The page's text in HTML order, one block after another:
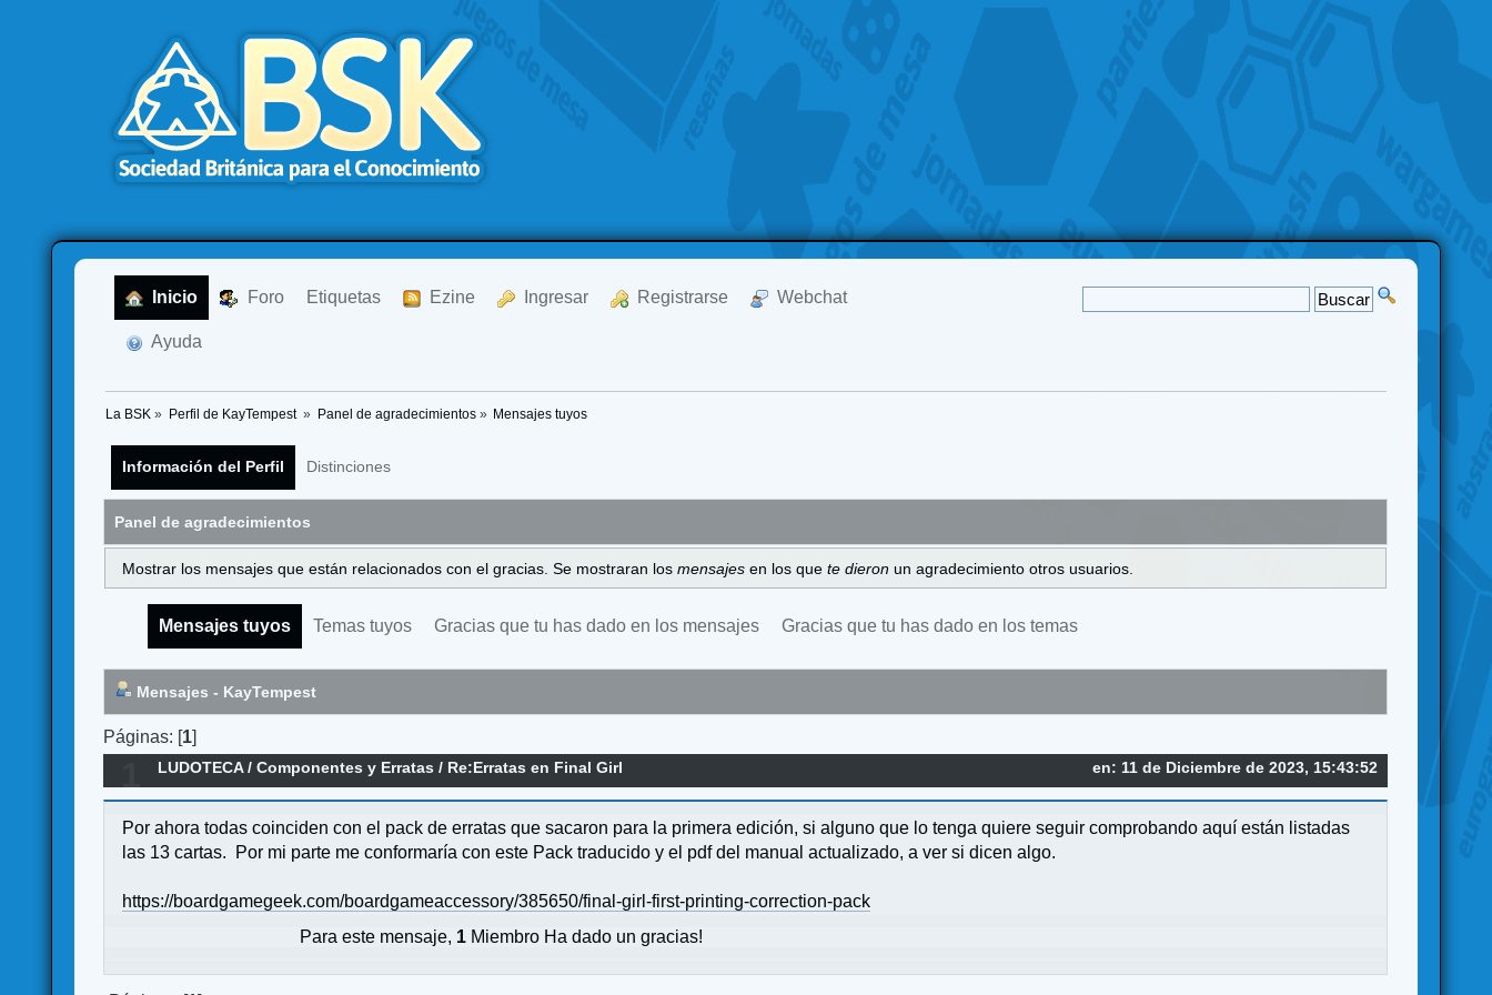
Inicio Foro Etiquetas Ezine Ingresar Registrarse Webchat
Ayuda
La BSK » Perfil de KayTempest » Panel de agradecimientos» Mensajes tuyos
Información del Perfil Distinciones
Panel de agradecimientos
Mostrar los mensajes que están relacionados con el gracias. Se mostraran los mensajes en los que te dieron un agradecimiento otros usuarios.
Mensajes tuyos Temas tuyos Gracias que tu has dado en los mensajes Gracias que tu has dado en los temas
Mensajes - KayTempest
Páginas: [1]
en: 11 de Diciembre de 2023, 15:43:52
LUDOTECA/Componentes y Erratas / Re:Erratas en Final Girl
Por ahora todas coinciden con el pack de erratas que sacaron para la primera edición, si alguno que lo tenga quiere seguir comprobando aquí están listadas
las 13 cartas. Por mi parte me conformaría con este Pack traducido y el pdf del manual actualizado, a ver si dicen algo.
https://boardgamegeek.com/boardgameaccessory/385650/final-girl-first-printing-correction-pack
Para este mensaje, 1 Miembro Ha dado un gracias!